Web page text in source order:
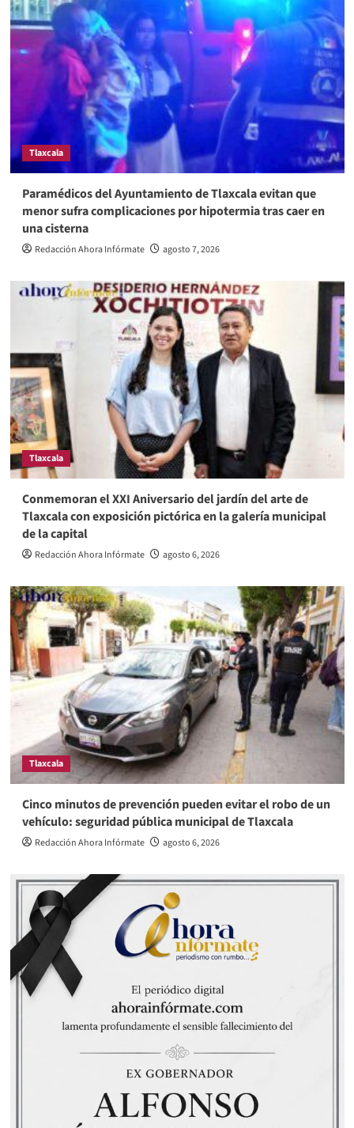
Tlaxcala
Paramédicos del Ayuntamiento de Tlaxcala evitan que
menor sufra complicaciones por hipotermia tras caer en
una cisterna
Redacción Ahora Infórmate agosto 7, 2026
Tlaxcala
Conmemoran el XXI Aniversario del jardín del arte de
Tlaxcala con exposición pictórica en la galería municipal
de la capital
Redacción Ahora Infórmate agosto 6, 2026
Tlaxcala
Cinco minutos de prevención pueden evitar el robo de un
vehículo: seguridad pública municipal de Tlaxcala
Redacción Ahora Infórmate agosto 6, 2026